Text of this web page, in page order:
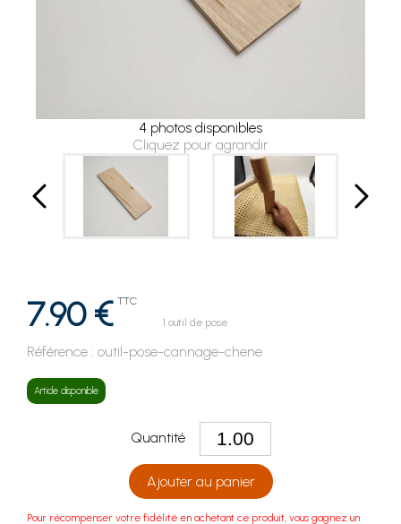
4 photos disponibles
Cliquez pour agrandir
7.90 € TTC
1 outil de pose
Référence : outil-pose-cannage-chene
Article disponible
Quantité
Ajouter au panier
Pour récompenser votre fidélité en achetant ce produit, vous gagnez un